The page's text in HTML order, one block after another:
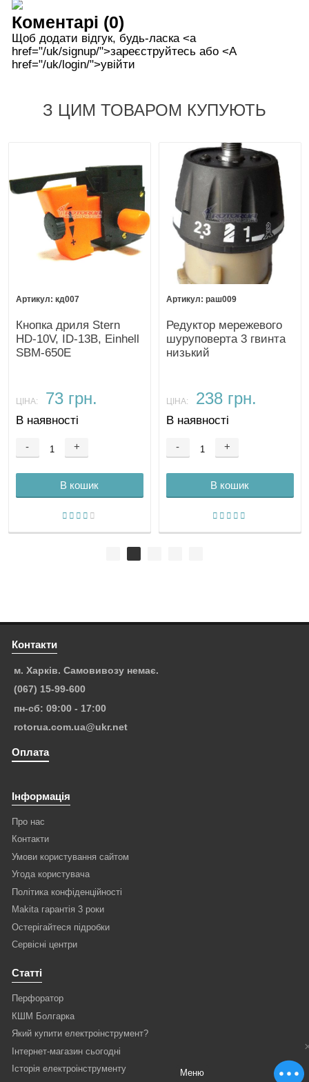
Коментарі (0)
Щоб додати відгук, будь-ласка <а
href="/uk/signup/">зареєструйтесь або <А
href="/uk/login/">увійти
З ЦИМ ТОВАРОМ КУПУЮТЬ
кд007
Кнопка дриля Stern
HD-10V, ID-13B, Einhell
SBM-650E
ЦІНА: 73 грн.
В наявності
- +
В кошик
раш009
Редуктор мережевого
шуруповерта 3 гвинта
низький
ЦІНА: 238 грн.
В наявності
- +
В кошик
Контакти
м. Харків. Самовивозу немає.
(067) 15-99-600
пн-сб: 09:00 - 17:00
rotorua.com.ua@ukr.net
Оплата
Інформація
Про нас
Контакти
Умови користування сайтом
Угода користувача
Політика конфіденційності
Makita гарантія 3 роки
Остерігайтеся підробки
Сервісні центри
Статті
Перфоратор
КШМ Болгарка
Який купити електроінструмент?
Інтернет-магазин сьогодні
Історія електроінструменту
Меню